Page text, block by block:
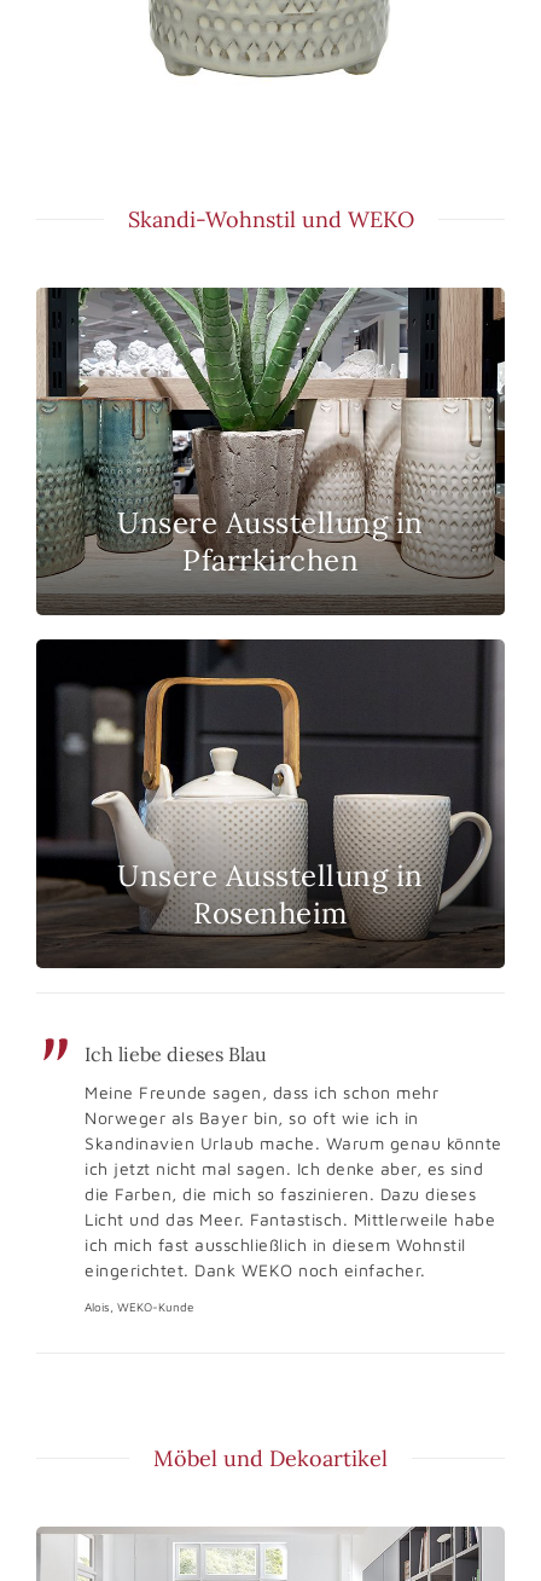
Skandi-Wohnstil und WEKO
Unsere Ausstellung in
Pfarrkirchen
Unsere Ausstellung in
Rosenheim
Ich liebe dieses Blau
Meine Freunde sagen, dass ich schon mehr
Norweger als Bayer bin, so oft wie ich in
Skandinavien Urlaub mache. Warum genau könnte
ich jetzt nicht mal sagen. Ich denke aber, es sind
die Farben, die mich so faszinieren. Dazu dieses
Licht und das Meer. Fantastisch. Mittlerweile habe
ich mich fast ausschließlich in diesem Wohnstil
eingerichtet. Dank WEKO noch einfacher.
Alois, WEKO-Kunde
Möbel und Dekoartikel